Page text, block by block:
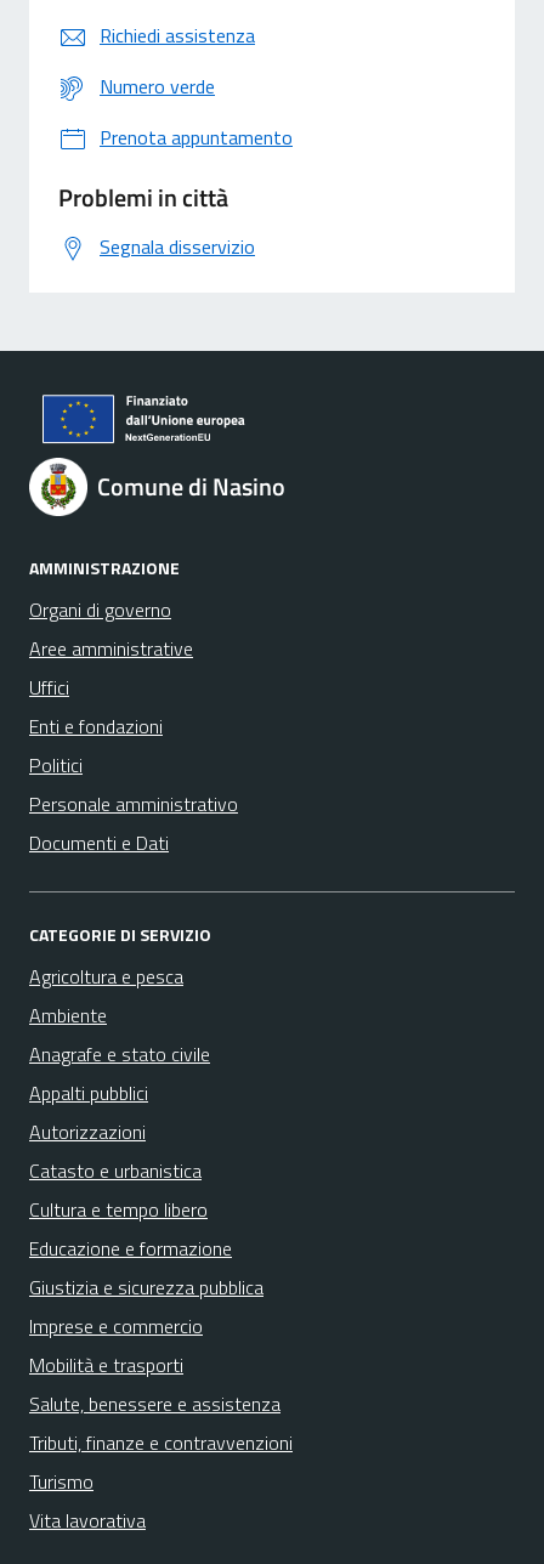
Richiedi assistenza
Numero verde
Prenota appuntamento
Problemi in città
Segnala disservizio
Comune di Nasino
AMMINISTRAZIONE
Organi di governo
Aree amministrative
Uffici
Enti e fondazioni
Politici
Personale amministrativo
Documenti e Dati
CATEGORIE DI SERVIZIO
Agricoltura e pesca
Ambiente
Anagrafe e stato civile
Appalti pubblici
Autorizzazioni
Catasto e urbanistica
Cultura e tempo libero
Educazione e formazione
Giustizia e sicurezza pubblica
Imprese e commercio
Mobilità e trasporti
Salute, benessere e assistenza
Tributi, finanze e contravvenzioni
Turismo
Vita lavorativa